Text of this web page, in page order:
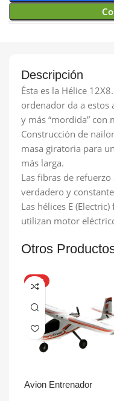
Descripción
Ésta es la Hélice
ordenador da a estos
y más “mordida” con
Construcción de
masa giratoria para
más larga.
Las fibras de
verdadero y
Las hélices E
utilizan motor
Otros
HOT
Avion Entrenador